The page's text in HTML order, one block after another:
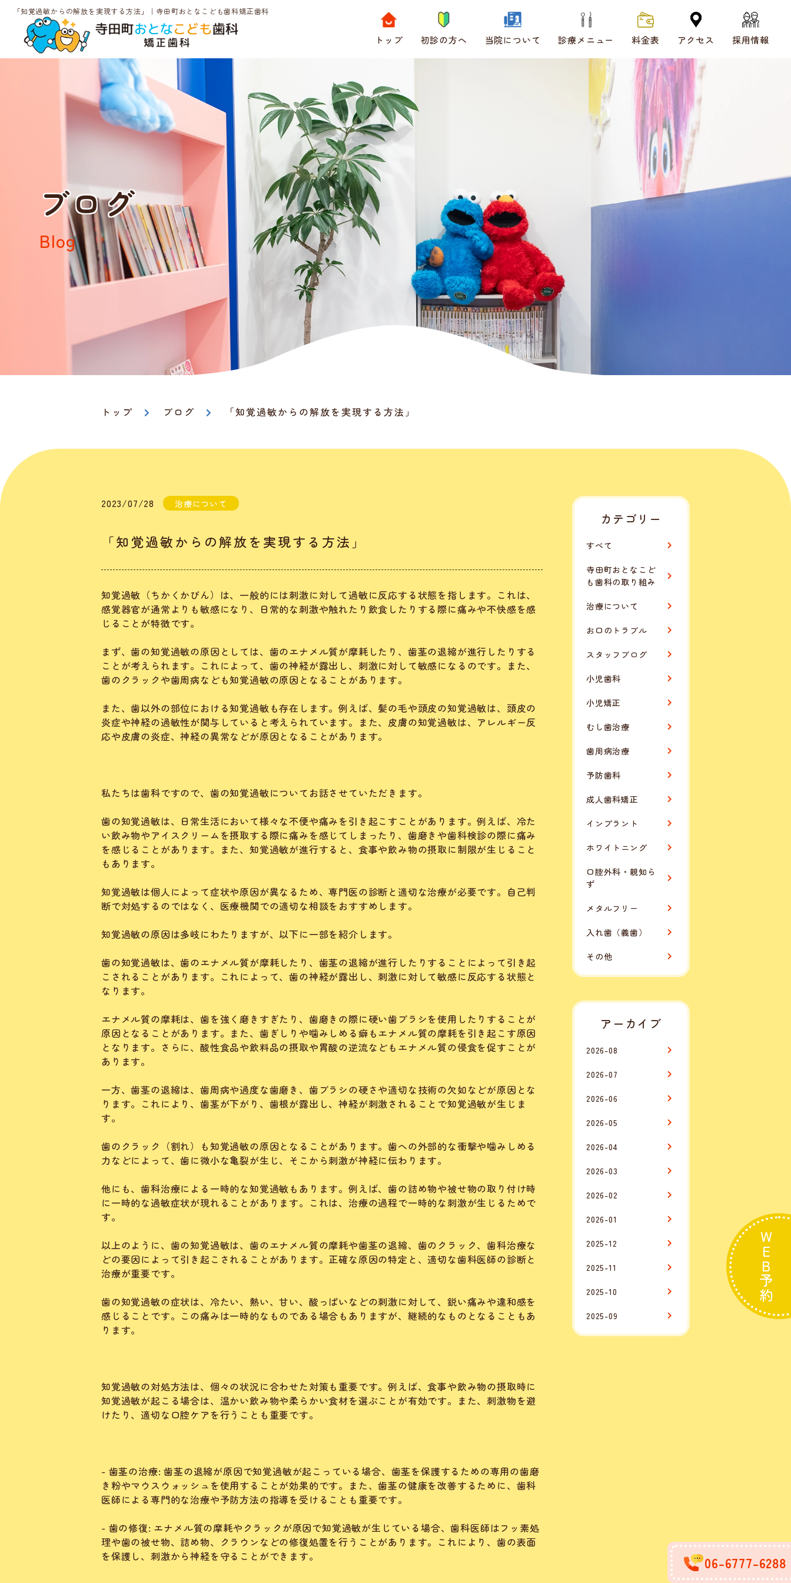
「知覚過敏からの解放を実現する方法」｜寺田町おとなこども歯科矯正歯科
トップ 初診の方へ 当院について 診療メニュー 料金表 アクセス 採用情報
WEB予約
06-6777-6288
ブログ
Blog
トップ ブログ 「知覚過敏からの解放を実現する方法」
2023/07/28 治療について
「知覚過敏からの解放を実現する方法」
知覚過敏（ちかくかびん）は、一般的には刺激に対して過敏に反応する状態を指します。これは、
感覚器官が通常よりも敏感になり、日常的な刺激や触れたり飲食したりする際に痛みや不快感を感
じることが特徴です。
まず、歯の知覚過敏の原因としては、歯のエナメル質が摩耗したり、歯茎の退縮が進行したりする
ことが考えられます。これによって、歯の神経が露出し、刺激に対して敏感になるのです。また、
歯のクラックや歯周病なども知覚過敏の原因となることがあります。
また、歯以外の部位における知覚過敏も存在します。例えば、髪の毛や頭皮の知覚過敏は、頭皮の
炎症や神経の過敏性が関与していると考えられています。また、皮膚の知覚過敏は、アレルギー反
応や皮膚の炎症、神経の異常などが原因となることがあります。
私たちは歯科ですので、歯の知覚過敏についてお話させていただきます。
歯の知覚過敏は、日常生活において様々な不便や痛みを引き起こすことがあります。例えば、冷た
い飲み物やアイスクリームを摂取する際に痛みを感じてしまったり、歯磨きや歯科検診の際に痛み
を感じることがあります。また、知覚過敏が進行すると、食事や飲み物の摂取に制限が生じること
もあります。
知覚過敏は個人によって症状や原因が異なるため、専門医の診断と適切な治療が必要です。自己判
断で対処するのではなく、医療機関での適切な相談をおすすめします。
知覚過敏の原因は多岐にわたりますが、以下に一部を紹介します。
歯の知覚過敏は、歯のエナメル質が摩耗したり、歯茎の退縮が進行したりすることによって引き起
こされることがあります。これによって、歯の神経が露出し、刺激に対して敏感に反応する状態と
なります。
エナメル質の摩耗は、歯を強く磨きすぎたり、歯磨きの際に硬い歯ブラシを使用したりすることが
原因となることがあります。また、歯ぎしりや噛みしめる癖もエナメル質の摩耗を引き起こす原因
となります。さらに、酸性食品や飲料品の摂取や胃酸の逆流などもエナメル質の侵食を促すことが
あります。
一方、歯茎の退縮は、歯周病や過度な歯磨き、歯ブラシの硬さや適切な技術の欠如などが原因とな
ります。これにより、歯茎が下がり、歯根が露出し、神経が刺激されることで知覚過敏が生じま
す。
歯のクラック（割れ）も知覚過敏の原因となることがあります。歯への外部的な衝撃や噛みしめる
力などによって、歯に微小な亀裂が生じ、そこから刺激が神経に伝わります。
他にも、歯科治療による一時的な知覚過敏もあります。例えば、歯の詰め物や被せ物の取り付け時
に一時的な過敏症状が現れることがあります。これは、治療の過程で一時的な刺激が生じるためで
す。
以上のように、歯の知覚過敏は、歯のエナメル質の摩耗や歯茎の退縮、歯のクラック、歯科治療な
どの要因によって引き起こされることがあります。正確な原因の特定と、適切な歯科医師の診断と
治療が重要です。
歯の知覚過敏の症状は、冷たい、熱い、甘い、酸っぱいなどの刺激に対して、鋭い痛みや違和感を
感じることです。この痛みは一時的なものである場合もありますが、継続的なものとなることもあ
ります。
知覚過敏の対処方法は、個々の状況に合わせた対策も重要です。例えば、食事や飲み物の摂取時に
知覚過敏が起こる場合は、温かい飲み物や柔らかい食材を選ぶことが有効です。また、刺激物を避
けたり、適切な口腔ケアを行うことも重要です。
- 歯茎の治療: 歯茎の退縮が原因で知覚過敏が起こっている場合、歯茎を保護するための専用の歯磨
き粉やマウスウォッシュを使用することが効果的です。また、歯茎の健康を改善するために、歯科
医師による専門的な治療や予防方法の指導を受けることも重要です。
- 歯の修復: エナメル質の摩耗やクラックが原因で知覚過敏が生じている場合、歯科医師はフッ素処
理や歯の被せ物、詰め物、クラウンなどの修復処置を行うことがあります。これにより、歯の表面
を保護し、刺激から神経を守ることができます。
カテゴリー
すべて
寺田町おとなこど
も歯科の取り組み
治療について
お口のトラブル
スタッフブログ
小児歯科
小児矯正
むし歯治療
歯周病治療
予防歯科
成人歯科矯正
インプラント
ホワイトニング
口腔外科・親知ら
ず
メタルフリー
入れ歯（義歯）
その他
アーカイブ
2026-08
2026-07
2026-06
2026-05
2026-04
2026-03
2026-02
2026-01
2025-12
2025-11
2025-10
2025-09